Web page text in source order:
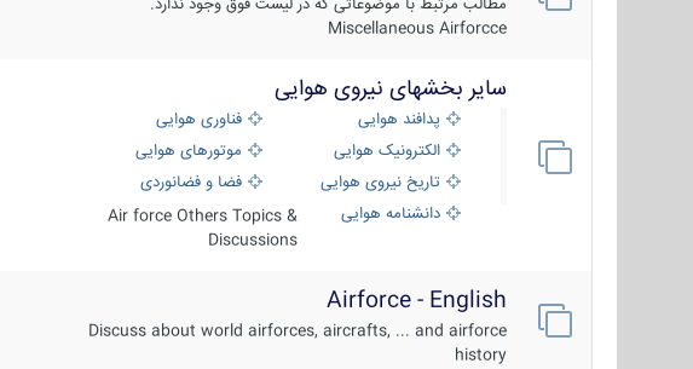
Miscellaneous Airforcce
سایر بخشهای نیروی هوایی
پدافند هوایی
فناوری هوایی
الکترونیک هوایی
موتورهای هوایی
تاریخ نیروی هوایی
فضا و فضانوردی
دانشنامه هوایی
Air force Others Topics &
Discussions
Airforce - English
Discuss about world airforces, aircrafts, ... and airforce
history